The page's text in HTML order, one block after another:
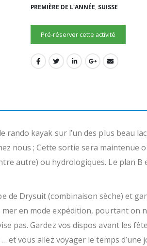
PREMIÈRE DE L'ANNÉE, SUISSE
Pré-réserver cette activité
kayak sur l’un des plus beau
nous ; Cette sortie sera maintenue
autre) ou hydrologiques. Le plan B
de Drysuit (combinaison sèche) et
en mode expédition, pourtant on
pas.Gardez vos dispos avant les
et vous allez voyager le temps d’une